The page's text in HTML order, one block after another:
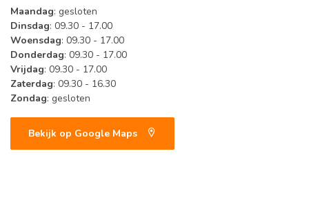
Maandag: gesloten
Dinsdag: 09.30 - 17.00
Woensdag: 09.30 - 17.00
Donderdag: 09.30 - 17.00
Vrijdag: 09.30 - 17.00
Zaterdag: 09.30 - 16.30
Zondag: gesloten
Bekijk op Google Maps